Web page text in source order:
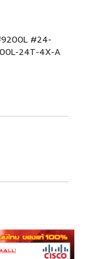
#24-
24T-4X-A